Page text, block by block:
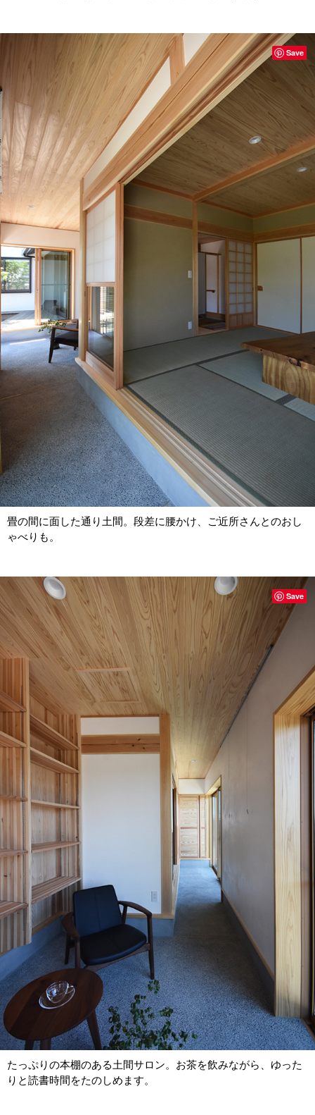
畳の間に面した通り土間。段差に腰かけ、ご近所さんとのおし
ゃべりも。
Save
たっぷりの本棚のある土間サロン。お茶を飲みながら、ゆった
りと読書時間をたのしめます。
Save